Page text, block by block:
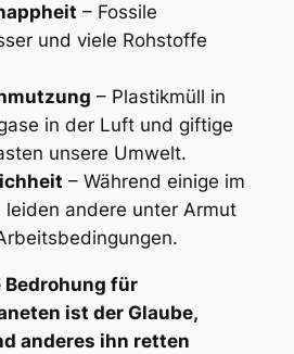
– Fossile
und viele Rohstoffe
– Plastikmüll in
in der Luft und giftige
unsere Umwelt.
– Während einige im
andere unter Armut
Bedrohung für
ist der Glaube,
anderes ihn retten